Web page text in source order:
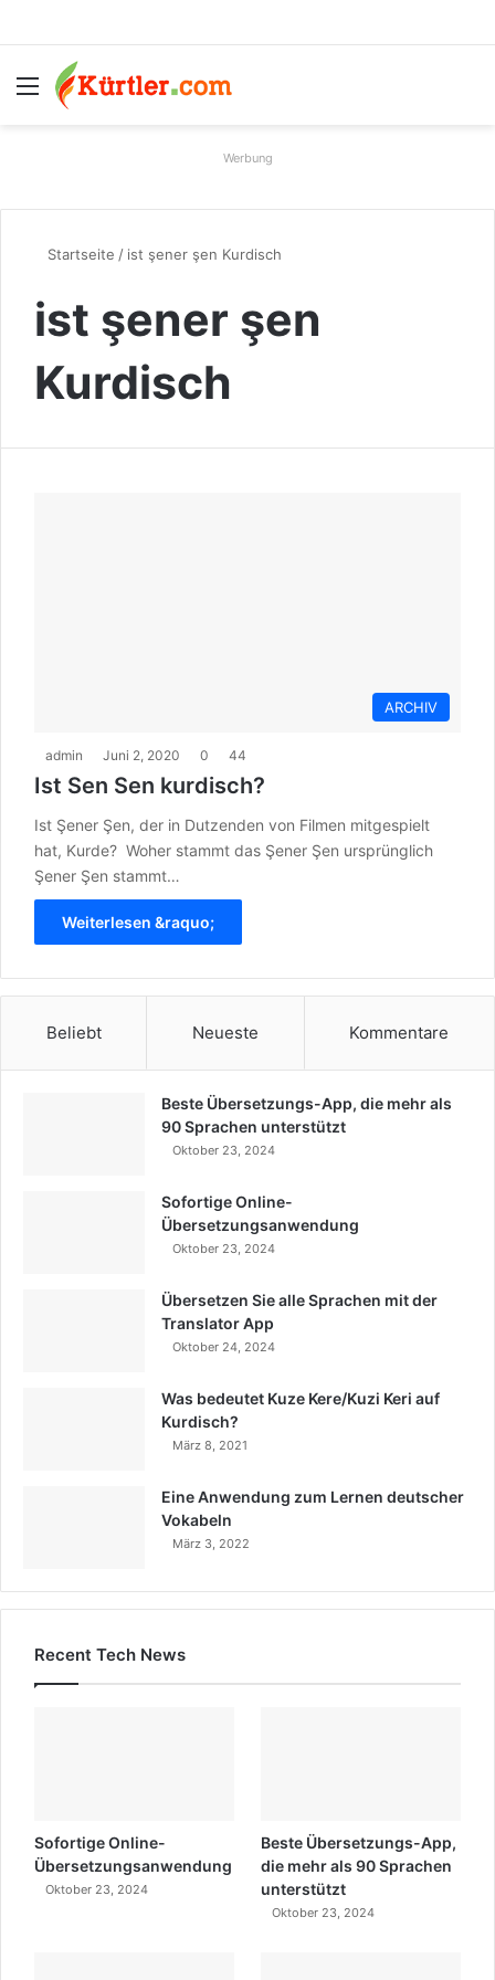
Menü
Werbung
Startseite / ist şener şen Kurdisch
ist şener şen
Kurdisch
ARCHIV
admin Juni 2, 2020 0 44
Ist Sen Sen kurdisch?
Ist Şener Şen, der in Dutzenden von Filmen mitgespielt
hat, Kurde? Woher stammt das Şener Şen ursprünglich
Şener Şen stammt…
Weiterlesen &raquo;
Beliebt Neueste Kommentare
Beste Übersetzungs-App, die mehr als
90 Sprachen unterstützt
Oktober 23, 2024
Sofortige Online-
Übersetzungsanwendung
Oktober 23, 2024
Übersetzen Sie alle Sprachen mit der
Translator App
Oktober 24, 2024
Was bedeutet Kuze Kere/Kuzi Keri auf
Kurdisch?
März 8, 2021
Eine Anwendung zum Lernen deutscher
Vokabeln
März 3, 2022
Recent Tech News
Sofortige Online-
Übersetzungsanwendung
Oktober 23, 2024
Beste Übersetzungs-App,
die mehr als 90 Sprachen
unterstützt
Oktober 23, 2024